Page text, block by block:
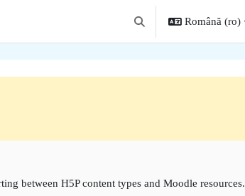
Afișați căutarea
Română ‎(ro)‎
between H5P content types and Moodle resources.